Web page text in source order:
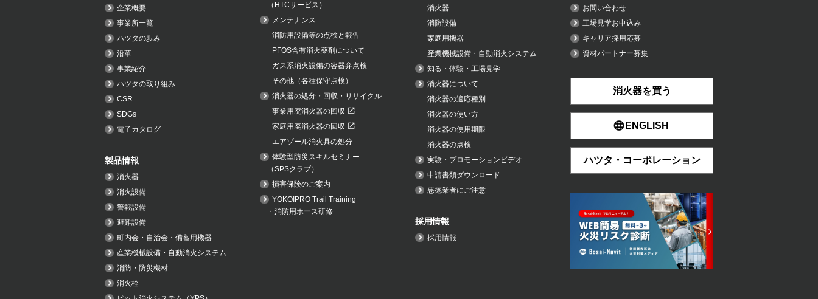
企業概要
事業所一覧
ハツタの歩み
沿革
事業紹介
ハツタの取り組み
CSR
SDGs
電子カタログ
製品情報
消火器
消火設備
警報設備
避難設備
町内会・自治会・備蓄用機器
産業機械設備・自動消火システム
消防・防災機材
消火栓
（HTCサービス）
メンテナンス
消防用設備等の点検と報告
PFOS含有消火薬剤について
ガス系消火設備の容器弁点検
その他（各種保守点検）
消火器の処分・回収・リサイクル
事業用廃消火器の回収
家庭用廃消火器の回収
エアゾール消火具の処分
体験型防災スキルセミナー
（SPSクラブ）
損害保険のご案内
YOKOIPRO Trail Training
・消防用ホース研修
消火器
消防設備
家庭用機器
産業機械設備・自動消火システム
知る・体験・工場見学
消火器について
消火器の適応種別
消火器の使い方
消火器の使用期限
消火器の点検
実験・プロモーションビデオ
申請書類ダウンロード
悪徳業者にご注意
採用情報
採用情報
お問い合わせ
工場見学お申込み
キャリア採用応募
資材パートナー募集
消火器を買う
ENGLISH
ハツタ・コーポレーション